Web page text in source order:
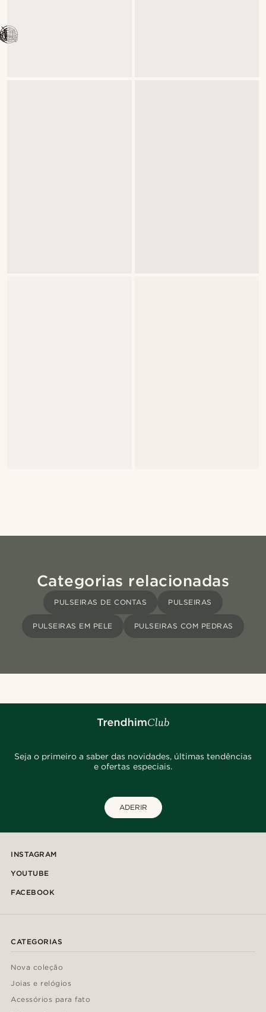
Categorias relacionadas
PULSEIRAS DE CONTAS PULSEIRAS
PULSEIRAS EM PELE PULSEIRAS COM PEDRAS
Seja o primeiro a saber das novidades, últimas tendências
e ofertas especiais.
ADERIR
INSTAGRAM
YOUTUBE
FACEBOOK
CATEGORIAS
Nova coleção
Joias e relógios
Acessórios para fato